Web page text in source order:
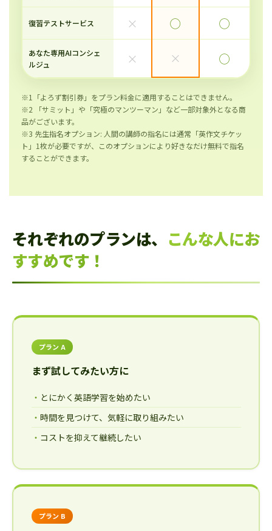
復習テストサービス × ◯ ◯
あなた専用AIコンシェ
ルジュ
× × ◯
※1「よろず割引券」をプラン料金に適用することはできません。
※2 「サミット」や「究極のマンツーマン」など一部対象外となる商
品がございます。
※3 先生指名オプション: 人間の講師の指名には通常「英作文チケッ
ト」1枚が必要ですが、このオプションにより好きなだけ無料で指名
することができます。
それぞれのプランは、 こんな人にお
すすめです！
プラン A
まず試してみたい方に
とにかく英語学習を始めたい
時間を見つけて、気軽に取り組みたい
コストを抑えて継続したい
プラン B